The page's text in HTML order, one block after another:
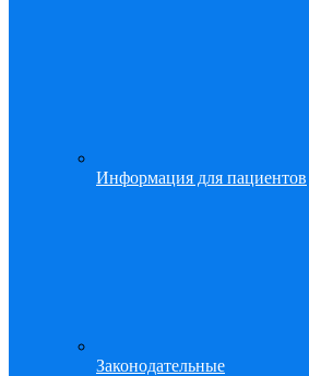
Информация для пациентов
Законодательные